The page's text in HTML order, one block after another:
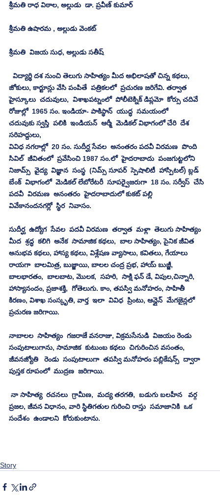
శ్రీమతి రాధ విఠాల, అల్లుడు  డా. ప్రవీణ్ కుమార్
శ్రీమతి ఉషారమ , అల్లుడు వెంకట్
శ్రీమతి  విజయ సుధ, అల్లుడు సతీష్
విద్యార్థి దశ నుంచి తెలుగు సాహిత్యం మీద అభిలాషతో చిన్న కథలు,
జోకులు, కార్టూన్లు వేసి పంపితే  పత్రికలలో  ప్రచురణ జరిగేవి. తర్వాత
హైస్కూలు  చదువులు,  విశాఖపట్నంలో  పోలీటెక్నిక్ డిప్లమో  కోర్సు చదివే
రోజుల్లో  1965 సం. ఇండియా- పాకిస్థాన్  యుద్ధ  సమయంలో
చదువుకు స్వస్తి  పలికి  ఇండియన్  ఆర్మీ  మెడికల్ విభాగంలో చేరి  దేశ
సరిహద్దులు,
వివిధ నగరాల్లో  20 సం. సుదీర్ఘ సేవల  అనంతరం పదవీ విరమణ  పొంది
సివిల్  జీవితంలో  ప్రవేసించి 1987 సం.లో  హైదరాబాదు  పంజగుట్టలోని
నిజామ్స్  వైద్య  విజ్ఞాన  సంస్థ  (నిమ్స్ సూపర్  స్పెషాలిటీ  హాస్పిటల్) బ్లడ్
బేంక్  విభాగంలో  మెడికల్ లేబోరేటరీ  సూపర్వైజరుగా  18 సం. సర్వీస్  చేసి
పదవీ  విరమణ  అనంతరం  హైదరాబాదులో కుకట్ పల్లి
వివేకానందనగర్లో  స్థిర  నివాసం.
సుదీర్ఘ  ఉద్యోగ  సేవల  పదవీ విరమణ  తర్వాత  మళ్లా  తెలుగు సాహిత్యం
మీద  శ్రద్ధ  కలిగి  అనేక  సామాజిక కథలు,  బాల సాహిత్యం, సైనిక జీవిత
అనుభవ కథలు, హాస్య కథలు, విశ్లేషణ వ్యాసాలు, కవితలు, గేయాలు
రాయగా  బాలమిత్ర, బుజ్జాయి, బాలల చంద్ర ప్రభ, హాయ్ బుజ్జీ,
బాలభారతం,  బాలబాట, మొలక,  సహరి,  సాక్షి ఫన్ డే, విపుల,చిన్నారి,
హాస్యానందం, ప్రజాశక్తి,  గోతెలుగు. కాం, తపస్వి మనోహరం, సాహితీ
కిరణం, విశాఖ సంస్కృతి, వార్త  ఇలా  వివిధ  ప్రింటు, ఆన్లైన్  మేగజైన్లలో
ప్రచురణ జరిగాయి.
నాబాలల  సాహిత్యం  గజరాజే వనరాజు, విక్రమసేనుడి  విజయం రెండు
సంపుటాలుగాను, సామాజిక  కుటుంబ కథలు  చిగురించిన వసంతం,
జీవనజ్యోతి   రెండు  సంపుటాలుగా  తపస్వి మనోహరం పబ్లికేషన్స్  ద్వారా
పుస్తక రూపంలో  ముద్రణ  జరిగాయి.
నా సాహిత్య  రచనలు  గ్రామీణ,  మద్య తరగతి,  బడుగు బలహీన   వర్గ
ప్రజల, జీవన విధానం, వారి స్థితిగతుల గురించి రాస్తు  సమాజానికి  ఒక
సందేశం  ఉండాలని  కోరుకుంటాను.
Story